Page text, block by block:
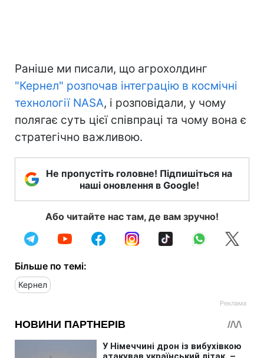
Раніше ми писали, що агрохолдинг
"Кернел" розпочав інтеграцію в космічні
технології NASA, і розповідали, у чому
полягає суть цієї співпраці та чому вона є
стратегічно важливою.
Не пропустіть головне! Підпишіться на
наші оновлення в Google!
Або читайте нас там, де вам зручно!
Більше по темі:
Кернел